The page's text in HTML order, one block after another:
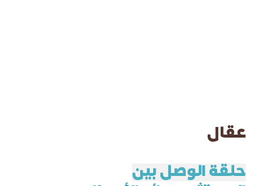
عقال
حلقة الوصل بين